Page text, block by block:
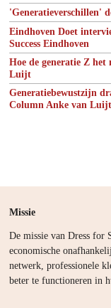
'Generatieverschillen'
Eindhoven Doet
Success Eindhoven
Hoe de generatie Z
Luijt
Generatiebewustzijn
Column Anke van Luijt
Missie
De missie van Dress for
economische
netwerk, professionele
beter te functioneren in